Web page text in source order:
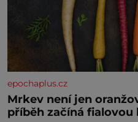
epochaplus.cz
Mrkev není jen
příběh začíná fialovou